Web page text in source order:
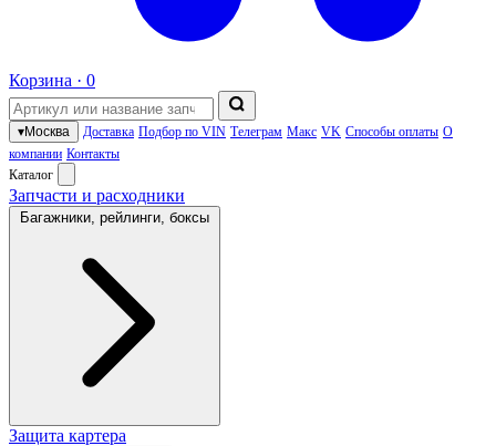
Корзина · 0
▾Москва Доставка Подбор по VIN Телеграм Макс VK Способы оплаты О
компании Контакты
Каталог
Запчасти и расходники
Багажники, рейлинги, боксы
Защита картера